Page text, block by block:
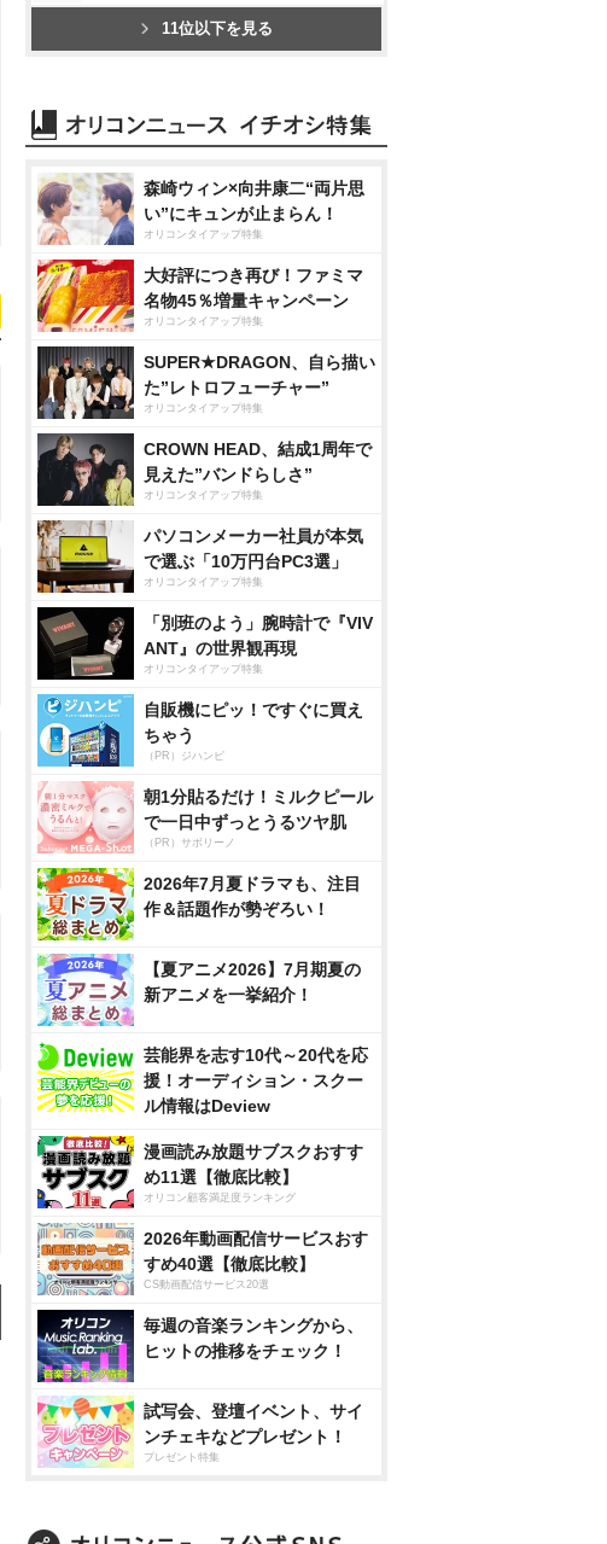
11位以下を見る
森崎ウィン×向井康二“両片思
い”にキュンが止まらん！
オリコンタイアップ特集
大好評につき再び！ファミマ
名物45％増量キャンペーン
オリコンタイアップ特集
SUPER★DRAGON、自ら描い
た”レトロフューチャー”
オリコンタイアップ特集
CROWN HEAD、結成1周年で
見えた”バンドらしさ”
オリコンタイアップ特集
パソコンメーカー社員が本気
で選ぶ「10万円台PC3選」
オリコンタイアップ特集
「別班のよう」腕時計で『VIV
ANT』の世界観再現
オリコンタイアップ特集
自販機にピッ！ですぐに買え
ちゃう
（PR）ジハンピ
朝1分貼るだけ！ミルクピール
で一日中ずっとうるツヤ肌
（PR）サボリーノ
2026年7月夏ドラマも、注目
作＆話題作が勢ぞろい！
【夏アニメ2026】7月期夏の
新アニメを一挙紹介！
芸能界を志す10代～20代を応
援！オーディション・スクー
ル情報はDeview
漫画読み放題サブスクおすす
め11選【徹底比較】
オリコン顧客満足度ランキング
2026年動画配信サービスおす
すめ40選【徹底比較】
CS動画配信サービス20選
毎週の音楽ランキングから、
ヒットの推移をチェック！
試写会、登壇イベント、サイ
ンチェキなどプレゼント！
プレゼント特集